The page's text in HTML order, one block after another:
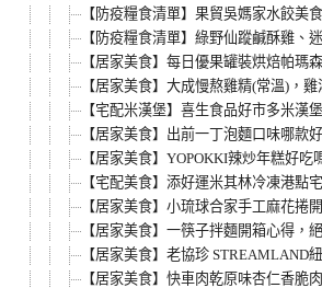
【防疫糧食清單】果貿吳媽家水餃
【防疫糧食清單】綠野仙蹤鹹酥雞
【居家美食】每日優果罐裝烘焙帕
【居家美食】大成慢熬雞精(常溫)，
【宅配米漢堡】喜生食品好市多米
【居家美食】出前一丁泡麵口味哪
【居家美食】YOPOKKI辣炒年糕好
【宅配美食】添好運米其林冷凍港
【居家美食】小琉球合家手工麻花捲
【居家美食】一筷子拌麵開箱心得
【居家美食】老協珍
【居家美食】快車肉乾原味杏仁香